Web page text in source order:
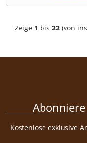
Zeige 1 bis 22(von
Kostenlose exklusive